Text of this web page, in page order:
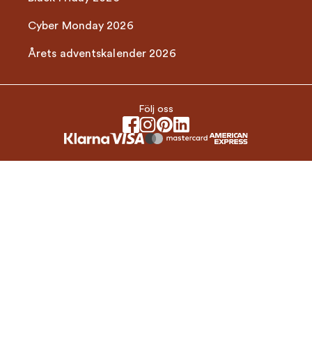
Cyber Monday 2026
Årets adventskalender 2026
Följ oss